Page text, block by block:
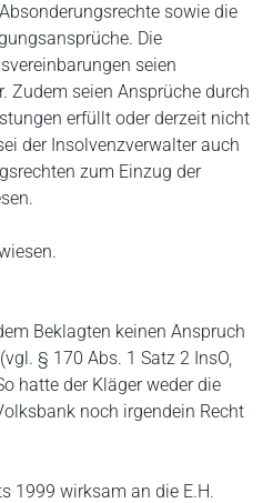
sowie die
Die
seien
Zudem seien Ansprüche durch
erfüllt oder derzeit nicht
der Insolvenzverwalter auch
zum Einzug der
Beklagten keinen Anspruch
§ 170 Abs. 1 Satz 2 InsO,
hatte der Kläger weder die
noch irgendein Recht
1999 wirksam an die E.H.